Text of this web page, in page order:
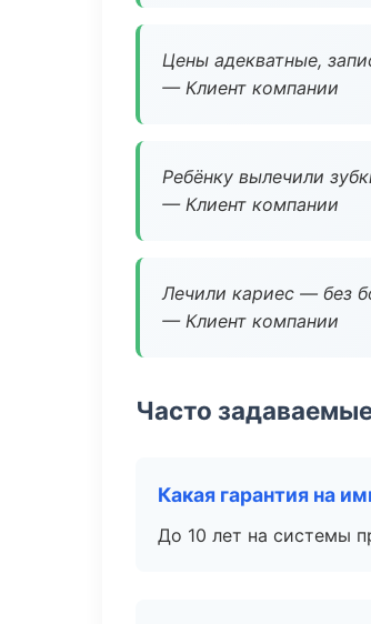
Цены адекватные,
— Клиент компании
Ребёнку вылечили
— Клиент компании
Лечили кариес — без
— Клиент компании
Часто
Какая гарантия на
До 10 лет на системы